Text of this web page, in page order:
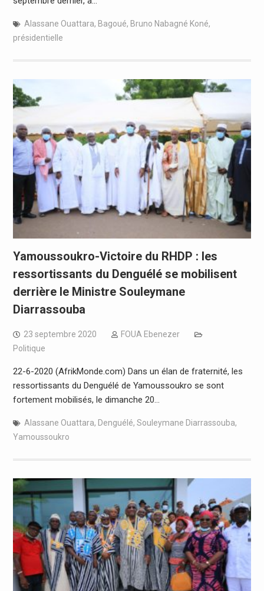
Alassane Ouattara, Bagoué, Bruno Nabagné Koné,
présidentielle
Yamoussoukro-Victoire du RHDP : les
ressortissants du Denguélé se mobilisent
derrière le Ministre Souleymane
Diarrassouba
23 septembre 2020
FOUA Ebenezer
Politique
22-6-2020 (AfrikMonde.com) Dans un élan de fraternité, les
ressortissants du Denguélé de Yamoussoukro se sont
fortement mobilisés, le dimanche 20…
Alassane Ouattara, Denguélé, Souleymane Diarrassouba,
Yamoussoukro